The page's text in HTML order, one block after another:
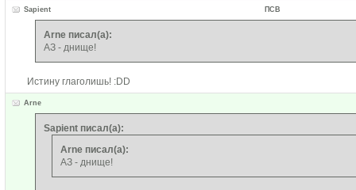
Sapient ПСВ
Arne писал(а):
АЗ - днище!
Истину глаголишь! :DD
Arne
Sapient писал(а):
Arne писал(а):
АЗ - днище!